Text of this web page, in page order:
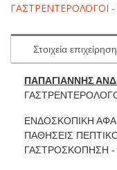
ΓΑΣΤΡΕΝΤΕΡΟΛΟΓΟΙ
Στοιχεία
ΠΑΠΑΓΙΑΝΝΗΣ
ΕΝΔΟΣΚΟΠΙΚΗ
ΠΑΘΗΣΕΙΣ
ΓΑΣΤΡΟΣΚΟΠΗΣΗ